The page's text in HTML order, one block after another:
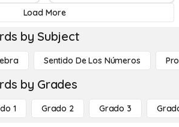
Load More
by Subject
Sentido De Los Números
by Grades
1 Grado 2 Grado 3